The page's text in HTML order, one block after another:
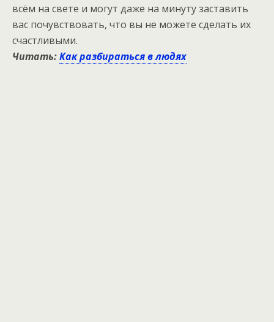
всём на свете и могут даже на минуту заставить
вас почувствовать, что вы не можете сделать их
счастливыми.
Читать:Как разбираться в людях